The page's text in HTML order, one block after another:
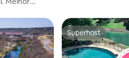
Superhost
Superhost